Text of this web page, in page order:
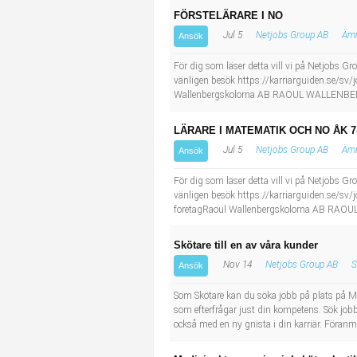
FÖRSTELÄRARE I NO
Ansök Jul 5 Netjobs Group AB
För dig som läser detta vill vi på Netjobs
vänligen besök https://karriarguiden.se/sv/
Wallenbergskolorna AB RAOUL
LÄRARE I MATEMATIK OCH NO ÅK
Ansök Jul 5 Netjobs Group AB
För dig som läser detta vill vi på Netjobs
vänligen besök https://karriarguiden.se/sv/
företagRaoul Wallenbergskolorna AB
Skötare till en av våra kunder
Ansök Nov 14 Netjobs Group AB
Som Skötare kan du söka jobb på plats på
som efterfrågar just din kompetens. Sök
också med en ny gnista i din karriär.